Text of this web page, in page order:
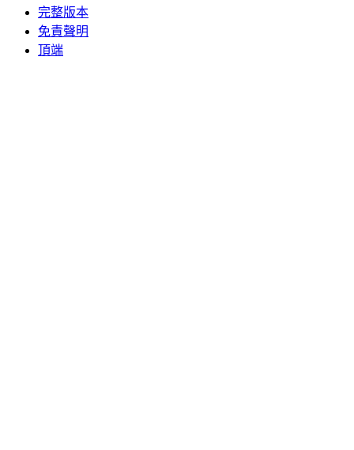
完整版本
免責聲明
頂端